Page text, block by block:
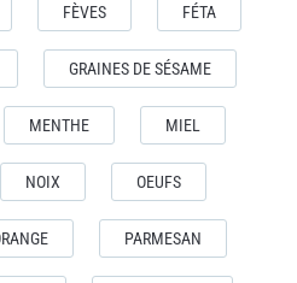
FÈVES FÉTA
GRAINES DE SÉSAME
MENTHE MIEL
NOIX OEUFS
PARMESAN